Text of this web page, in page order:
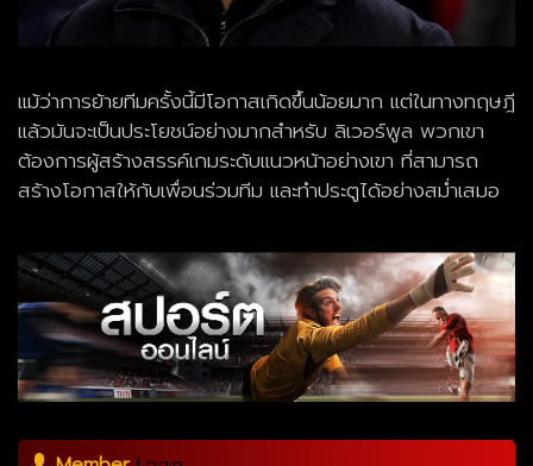
แม้ว่าการย้ายทีมครั้งนี้มีโอกาสเกิดขึ้นน้อยมาก แต่ในทางทฤษฎี
แล้วมันจะเป็นประโยชน์อย่างมากสำหรับ ลิเวอร์พูล พวกเขา
ต้องการผู้สร้างสรรค์เกมระดับแนวหน้าอย่างเขา ที่สามารถ
สร้างโอกาสให้กับเพื่อนร่วมทีม และทำประตูได้อย่างสม่ำเสมอ